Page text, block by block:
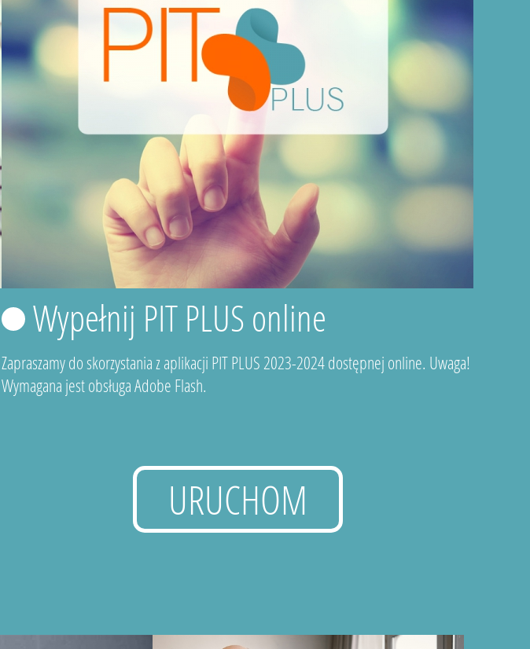
Wypełnij PIT PLUS online
Zapraszamy do skorzystania z aplikacji PIT PLUS 2023-2024 dostępnej online. Uwaga!
Wymagana jest obsługa Adobe Flash.
URUCHOM